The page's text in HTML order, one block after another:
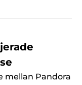
mellan Pandora